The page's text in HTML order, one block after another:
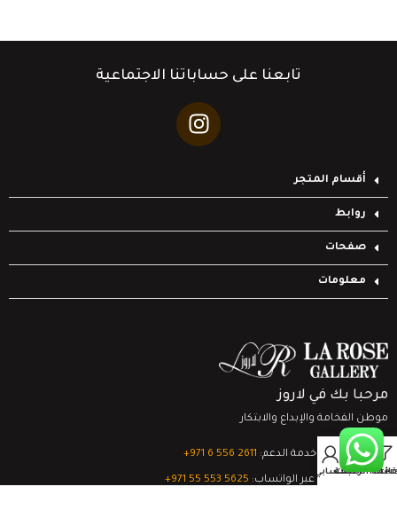
تابعنا على حساباتنا الاجتماعية
أقسام المتجر
روابط
صفحات
معلومات
مرحبا بك في لاروز
موطن الفخامة والإبداع والابتكار
تواصل مع خدمة الدعم: ‎+971 6 556 2611
الدعم الفني عبر الواتساب: ‎+971 55 553 5625
قائمة الرغبات
0
السلةحسابي